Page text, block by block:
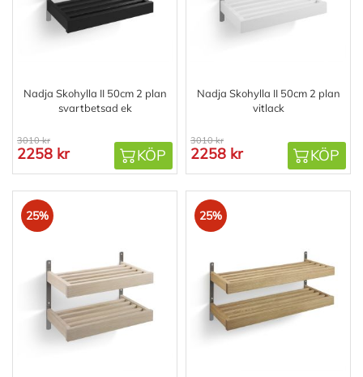
Nadja Skohylla II 50cm 2 plan
svartbetsad ek
3010 kr
2258 kr KÖP
Nadja Skohylla II 50cm 2 plan
vitlack
3010 kr
2258 kr KÖP
25% 25%